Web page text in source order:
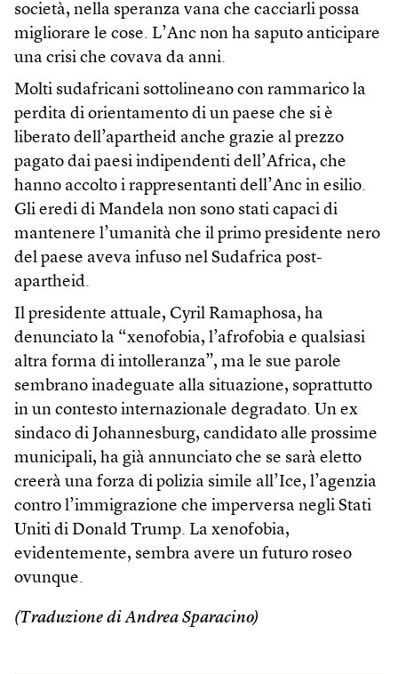
società, nella speranza vana che cacciarli possa
migliorare le cose. L’Anc non ha saputo anticipare
una crisi che covava da anni.
Molti sudafricani sottolineano con rammarico la
perdita di orientamento di un paese che si è
liberato dell’apartheid anche grazie al prezzo
pagato dai paesi indipendenti dell’Africa, che
hanno accolto i rappresentanti dell’Anc in esilio.
Gli eredi di Mandela non sono stati capaci di
mantenere l’umanità che il primo presidente nero
del paese aveva infuso nel Sudafrica post-
apartheid.
Il presidente attuale, Cyril Ramaphosa, ha
denunciato la “xenofobia, l’afrofobia e qualsiasi
altra forma di intolleranza”, ma le sue parole
sembrano inadeguate alla situazione, soprattutto
in un contesto internazionale degradato. Un ex
sindaco di Johannesburg, candidato alle prossime
municipali, ha già annunciato che se sarà eletto
creerà una forza di polizia simile all’Ice, l’agenzia
contro l’immigrazione che imperversa negli Stati
Uniti di Donald Trump. La xenofobia,
evidentemente, sembra avere un futuro roseo
ovunque.
(Traduzione di Andrea Sparacino)